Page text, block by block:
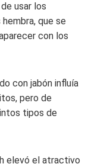
usar los
que se
con los
con jabón influía
pero de
tipos de
elevó el atractivo